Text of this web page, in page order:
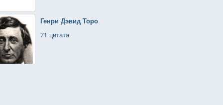
Генри Дэвид Торо
71 цитата